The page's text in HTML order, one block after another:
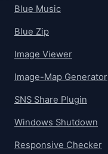
Blue Music
Blue Zip
Image Viewer
Image-Map Generator
SNS Share Plugin
Windows Shutdown
Responsive Checker